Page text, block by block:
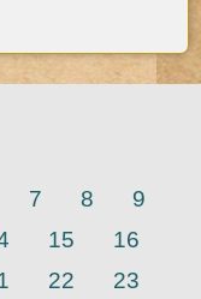
7 8
9
15
16
22 23